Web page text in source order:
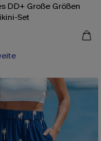
DD+ Große Größen
Set